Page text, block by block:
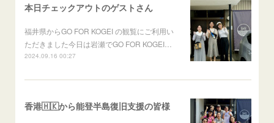
本日チェックアウトのゲストさん
福井県からGO FOR KOGEI の観覧にご利用い
ただきました今日は岩瀬でGO FOR KOGEI…
2024.09.16 00:27
香港🇭🇰から能登半島復旧支援の皆様